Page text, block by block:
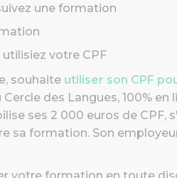
une formation
votre CPF
souhaite utiliser son CPF
des Langues, 100% en
ses 2 000 euros de CPF,
sa formation. Son